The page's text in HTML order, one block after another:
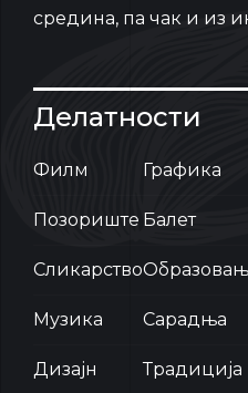
средина, па чак и из
Делатности
Филм
Позориште
Сликарство
Музика
Дизајн
Графика
Балет
Сарадња
Традиција